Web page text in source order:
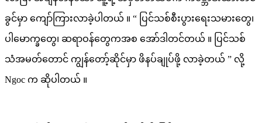
ခွင်မှာ ကျော်ကြားလာခဲ့ပါတယ် ။ “ ပြင်သစ်စီးပွားရေးသမားတွေ၊
ပါမောက္ခတွေ၊ ဆရာဝန်တွေကအစ အော်ဒါတင်တယ် ။ ပြင်သစ်
သံအမတ်တောင် ကျွန်တော့်ဆိုင်မှာ ဖိနပ်ချုပ်ဖို့ လာခဲ့တယ် ” လို့
Ngoc က ဆိုပါတယ် ။